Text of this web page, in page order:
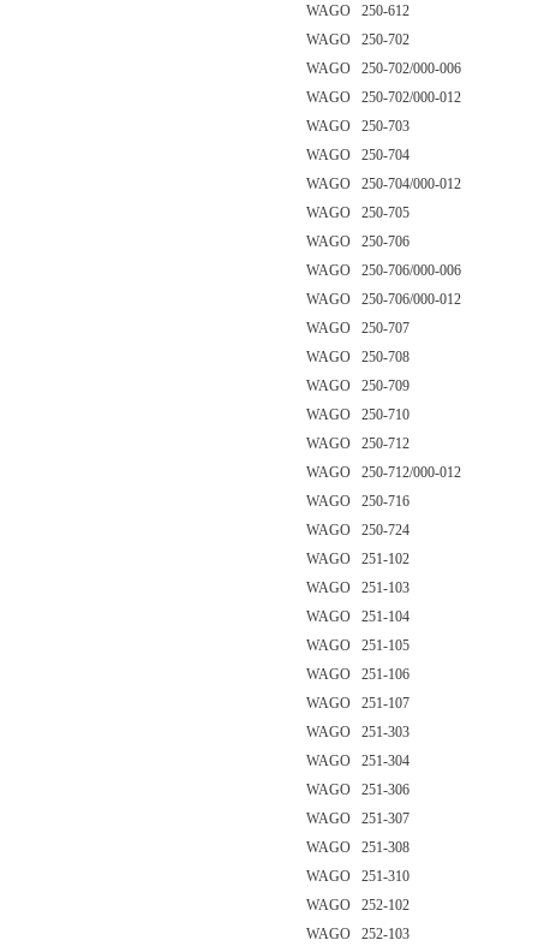
WAGO 250-612
WAGO 250-702
WAGO 250-702/000-006
WAGO 250-702/000-012
WAGO 250-703
WAGO 250-704
WAGO 250-704/000-012
WAGO 250-705
WAGO 250-706
WAGO 250-706/000-006
WAGO 250-706/000-012
WAGO 250-707
WAGO 250-708
WAGO 250-709
WAGO 250-710
WAGO 250-712
WAGO 250-712/000-012
WAGO 250-716
WAGO 250-724
WAGO 251-102
WAGO 251-103
WAGO 251-104
WAGO 251-105
WAGO 251-106
WAGO 251-107
WAGO 251-303
WAGO 251-304
WAGO 251-306
WAGO 251-307
WAGO 251-308
WAGO 251-310
WAGO 252-102
WAGO 252-103